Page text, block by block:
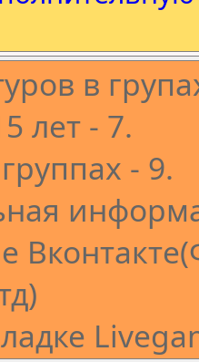
в
лет - 7.
- 9.